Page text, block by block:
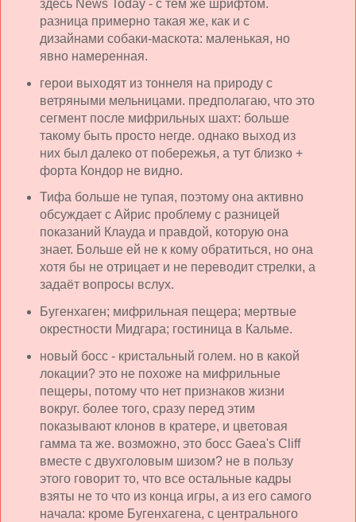
здесь News Today - с тем же шрифтом.
разница примерно такая же, как и с
дизайнами собаки-маскота: маленькая, но
явно намеренная.
герои выходят из тоннеля на природу с
ветряными мельницами. предполагаю, что это
сегмент после мифрильных шахт: больше
такому быть просто негде. однако выход из
них был далеко от побережья, а тут близко +
форта Кондор не видно.
Тифа больше не тупая, поэтому она активно
обсуждает с Айрис проблему с разницей
показаний Клауда и правдой, которую она
знает. Больше ей не к кому обратиться, но она
хотя бы не отрицает и не переводит стрелки, а
задаёт вопросы вслух.
Бугенхаген; мифрильная пещера; мертвые
окрестности Мидгара; гостиница в Кальме.
новый босс - кристальный голем. но в какой
локации? это не похоже на мифрильные
пещеры, потому что нет признаков жизни
вокруг. более того, сразу перед этим
показывают клонов в кратере, и цветовая
гамма та же. возможно, это босс Gaea's Cliff
вместе с двухголовым шизом? не в пользу
этого говорит то, что все остальные кадры
взяты не то что из конца игры, а из его самого
начала: кроме Бугенхагена, с центрального